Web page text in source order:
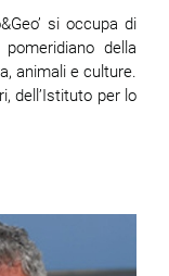
si occupa di
della
animali e culture.
dell’Istituto per lo